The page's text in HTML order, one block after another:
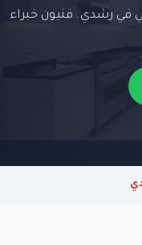
رشدي. فنيون خبراء